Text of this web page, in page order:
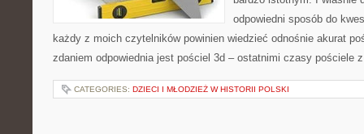
odpowiedni sposób do
każdy z moich czytelników powinien wiedzieć odnośnie akurat
zdaniem odpowiednia jest pościel 3d – ostatnimi czasy pościele
CATEGORIES: DZIECI I MŁODZIEŻ W HISTORII POLSKI